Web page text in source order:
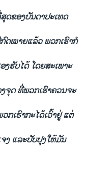
ດຂອງບັນດາປະເທດ
ດໝາຍແລ້ວ ພວກເຮົາກໍ
ຮັບໄດ້ ໂດຍສະເພາະ
ຈຸດ ທີ່ພວກເຮົາຄວນຈະ
ກເຮົາກະໄດ້ເວົ້າຢູ່ ແຕ່
ງ ແລະປັບປຸງໃຫ້ມັນ